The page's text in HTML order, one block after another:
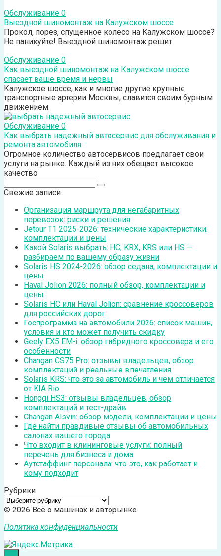
Обслуживание 0
Выездной шиномонтаж на Калужском шоссе
Прокол, порез, спущенное колесо на Калужском шоссе?
Не паникуйте! Выездной шиномонтаж решит
Обслуживание 0
Как выездной шиномонтаж на Калужском шоссе
спасает ваше время и нервы
Калужское шоссе, как и многие другие крупные
транспортные артерии Москвы, славится своим бурным
движением.
Обслуживание 0
Как выбрать надежный автосервис для обслуживания и
ремонта автомобиля
Огромное количество автосервисов предлагает свои
услуги на рынке. Каждый из них обещает высокое
качество
Свежие записи
Организация маршрута для негабаритных
перевозок: риски и решения
Jetour T1 2025-2026: технические характеристики,
комплектации и цены
Какой Solaris выбрать: HC, KRX, KRS или HS —
разбираем по вашему образу жизни
Solaris HS 2024-2026: обзор седана, комплектации и
цены
Haval Jolion 2026: полный обзор, комплектации и
цены
Solaris HC или Haval Jolion: сравнение кроссоверов
для российских дорог
Госпрограмма на автомобили 2026: список машин,
условия и кто может получить скидку
Geely EX5 EM-i: обзор гибридного кроссовера и его
особенности
Changan CS75 Pro: отзывы владельцев, обзор
комплектаций и реальные впечатления
Solaris KRS: что это за автомобиль и чем отличается
от KIA Rio
Hongqi HS3: отзывы владельцев, обзор
комплектаций и тест-драйв
Changan Alsvin: обзор модели, комплектации и цены
Где найти правдивые отзывы об автомобильных
салонах вашего города
Что входит в клининговые услуги: полный
перечень для бизнеса и дома
Аутстаффинг персонала: что это, как работает и
кому подходит
Рубрики
Рубрики
© 2026 Всё о машинах и авторынке
Политика конфиденциальности